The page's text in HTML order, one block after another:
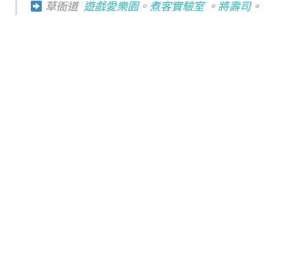
草衙道 遊戲愛樂園。 煮客實驗室。 將壽司。